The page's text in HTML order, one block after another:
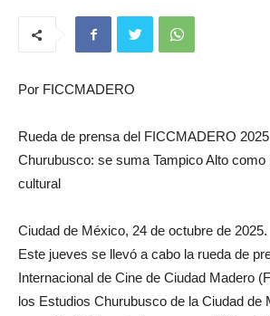
Por FICCMADERO
Rueda de prensa del FICCMADERO
Churubusco: se suma Tampico Alto como
cultural
Ciudad de México, 24 de octubre de 2025.
Este jueves se llevó a cabo la rueda de
Internacional de Cine de Ciudad Madero
los Estudios Churubusco de la Ciudad de